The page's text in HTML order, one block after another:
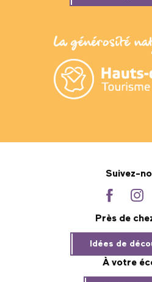
Suivez-
Près de
Idées de
À votre